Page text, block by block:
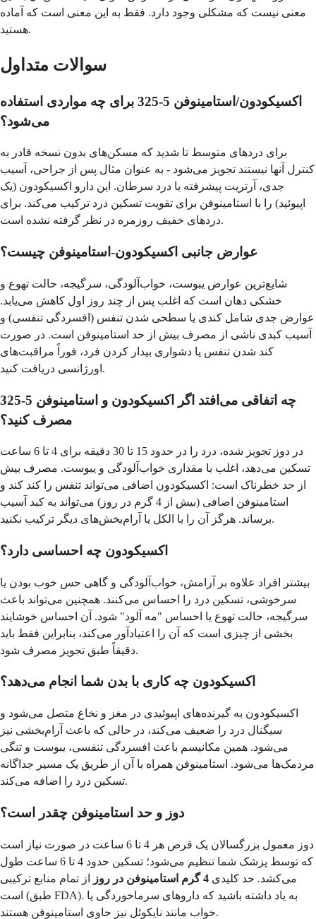
معنی نیست که مشکلی وجود دارد. فقط به این معنی است که آماده
هستید.
سوالات متداول
اکسیکودون/استامینوفن 5-325 برای چه مواردی استفاده
می‌شود؟
برای دردهای متوسط تا شدید که مسکن‌های بدون نسخه قادر به
کنترل آنها نیستند تجویز می‌شود - به عنوان مثال پس از جراحی، آسیب
جدی، آرتریت پیشرفته یا درد سرطان. این دارو اکسیکودون (یک
اپیوئید) را با استامینوفن برای تقویت تسکین درد ترکیب می‌کند. برای
دردهای خفیف روزمره در نظر گرفته نشده است.
عوارض جانبی اکسیکودون-استامینوفن چیست؟
شایع‌ترین عوارض یبوست، خواب‌آلودگی، سرگیجه، حالت تهوع و
خشکی دهان است که اغلب پس از چند روز اول کاهش می‌یابد.
عوارض جدی شامل کندی یا سطحی شدن تنفس (افسردگی تنفسی) و
آسیب کبدی ناشی از مصرف بیش از حد استامینوفن است. در صورت
کند شدن تنفس یا دشواری بیدار کردن فرد، فوراً مراقبت‌های
اورژانسی دریافت کنید.
چه اتفاقی می‌افتد اگر اکسیکودون و استامینوفن 5-325
مصرف کنید؟
در دوز تجویز شده، درد را در حدود 15 تا 30 دقیقه برای 4 تا 6 ساعت
تسکین می‌دهد، اغلب با مقداری خواب‌آلودگی و یبوست. مصرف بیش
از حد خطرناک است: اکسیکودون اضافی می‌تواند تنفس را کند کند و
استامینوفن اضافی (بیش از 4 گرم در روز) می‌تواند به کبد آسیب
برساند. هرگز آن را با الکل یا آرام‌بخش‌های دیگر ترکیب نکنید.
اکسیکودون چه احساسی دارد؟
بیشتر افراد علاوه بر آرامش، خواب‌آلودگی و گاهی حس خوب بودن یا
سرخوشی، تسکین درد را احساس می‌کنند. همچنین می‌تواند باعث
سرگیجه، حالت تهوع یا احساس "مه آلود" شود. آن احساس خوشایند
بخشی از چیزی است که آن را اعتیادآور می‌کند، بنابراین فقط باید
دقیقاً طبق تجویز مصرف شود.
اکسیکودون چه کاری با بدن شما انجام می‌دهد؟
اکسیکودون به گیرنده‌های اپیوئیدی در مغز و نخاع متصل می‌شود و
سیگنال درد را ضعیف می‌کند، در حالی که باعث آرام‌بخشی نیز
می‌شود. همین مکانیسم باعث افسردگی تنفسی، یبوست و تنگی
مردمک‌ها می‌شود. استامینوفن همراه با آن از طریق یک مسیر جداگانه
تسکین درد را اضافه می‌کند.
دوز و حد استامینوفن چقدر است؟
دوز معمول بزرگسالان یک قرص هر 4 تا 6 ساعت در صورت نیاز است
که توسط پزشک شما تنظیم می‌شود؛ تسکین حدود 4 تا 6 ساعت طول
می‌کشد. حد کلیدی 4 گرم استامینوفن در روز
از تمام منابع ترکیبی
است (طبق FDA). به یاد داشته باشید که داروهای سرماخوردگی یا
خواب مانند نایکوئل نیز حاوی استامینوفن هستند.